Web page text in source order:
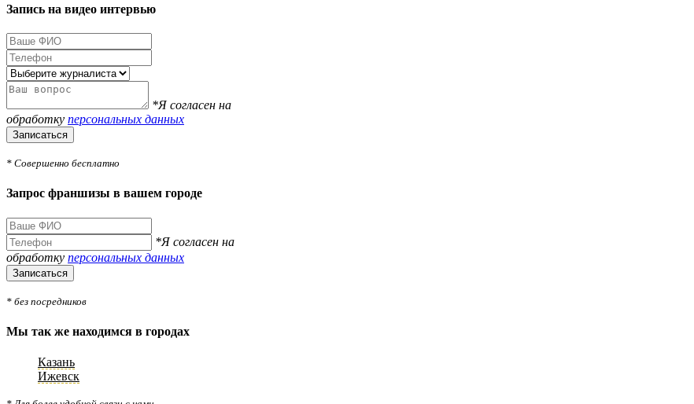
Запись на видео интервью
*Я согласен на
обработку персональных данных
Записаться
* Совершенно бесплатно
Запрос франшизы в вашем городе
*Я согласен на
обработку персональных данных
Записаться
* без посредников
Мы так же находимся в городах
Казань
Ижевск